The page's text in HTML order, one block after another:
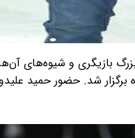
بازیگری و شیوه‌های
برگزار شد. حضور حمید